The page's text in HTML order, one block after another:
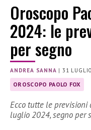
Oroscopo
2024: le
per segno
ANDREA SANNA |31
OROSCOPO PAOLO FOX
Ecco tutte le previsioni
luglio 2024, segno per